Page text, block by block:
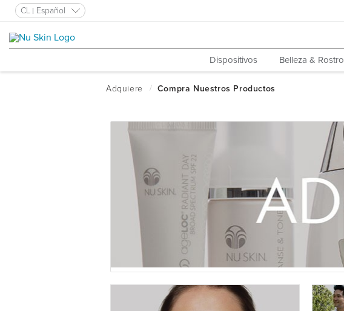
CL Español
Dispositivos Belleza & Rostro